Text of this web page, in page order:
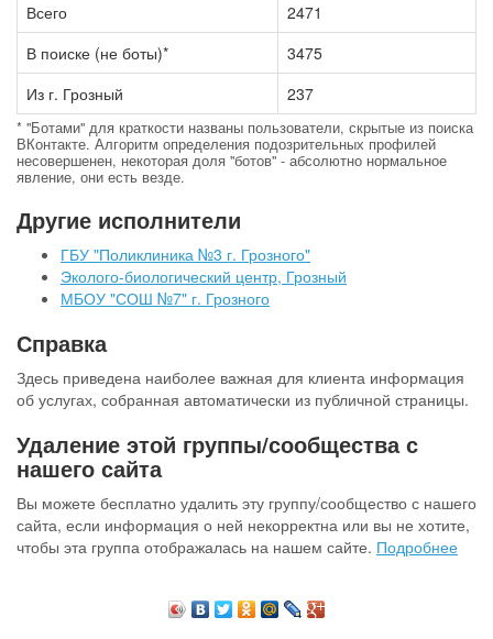
Всего
2471
В поиске (не боты)*
3475
Из г. Грозный
237
* "Ботами" для краткости названы пользователи, скрытые из поиска
ВКонтакте. Алгоритм определения подозрительных профилей
несовершенен, некоторая доля "ботов" - абсолютно нормальное
явление, они есть везде.
Другие исполнители
ГБУ "Поликлиника №3 г. Грозного"
Эколого-биологический центр, Грозный
МБОУ "СОШ №7" г. Грозного
Справка
Здесь приведена наиболее важная для клиента информация
об услугах, собранная автоматически из публичной страницы.
Удаление этой группы/сообщества с
нашего сайта
Вы можете бесплатно удалить эту группу/сообщество с нашего
сайта, если информация о ней некорректна или вы не хотите,
чтобы эта группа отображалась на нашем сайте. Подробнее